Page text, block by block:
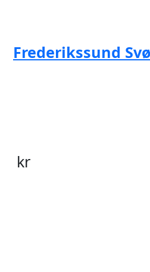
Frederikssund
kr